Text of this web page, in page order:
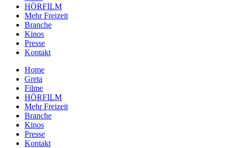
HÖRFILM
Mehr Freizeit
Branche
Kinos
Presse
Kontakt
Home
Greta
Filme
HÖRFILM
Mehr Freizeit
Branche
Kinos
Presse
Kontakt